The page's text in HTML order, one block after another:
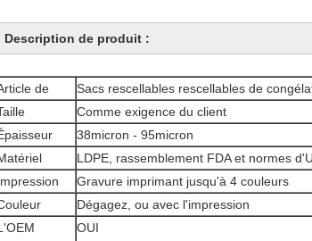
Description de produit :
de
Sacs rescellables rescellables de
Comme exigence du client
38micron - 95micron
LDPE, rassemblement FDA et normes
Gravure imprimant jusqu'à 4 couleurs
Dégagez, ou avec l'impression
OUI